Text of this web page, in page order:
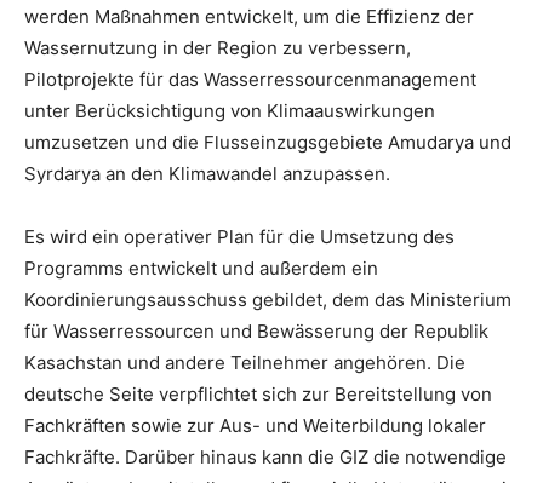
werden Maßnahmen entwickelt, um die Effizienz der
Wassernutzung in der Region zu verbessern,
Pilotprojekte für das Wasserressourcenmanagement
unter Berücksichtigung von Klimaauswirkungen
umzusetzen und die Flusseinzugsgebiete Amudarya und
Syrdarya an den Klimawandel anzupassen.
Es wird ein operativer Plan für die Umsetzung des
Programms entwickelt und außerdem ein
Koordinierungsausschuss gebildet, dem das Ministerium
für Wasserressourcen und Bewässerung der Republik
Kasachstan und andere Teilnehmer angehören. Die
deutsche Seite verpflichtet sich zur Bereitstellung von
Fachkräften sowie zur Aus- und Weiterbildung lokaler
Fachkräfte. Darüber hinaus kann die GIZ die notwendige